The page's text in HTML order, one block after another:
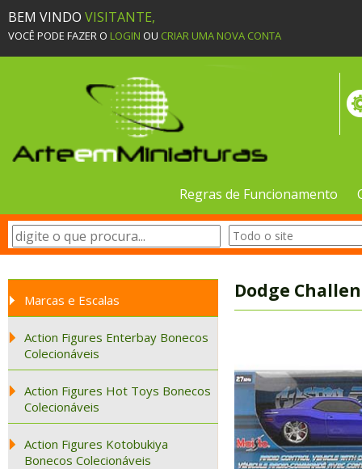
BEM VINDO VISITANTE,
VOCÊ PODE FAZER O LOGIN OU CRIAR UMA NOVA CONTA
Regras de Funcionamento
Marcas e Escalas
Action Figures Enterbay Bonecos
Colecionáveis
Action Figures Hot Toys Bonecos
Colecionáveis
Action Figures Kotobukiya
Bonecos Colecionáveis
Dodge